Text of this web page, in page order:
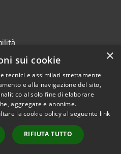
Copyright © 2026 • Comune di
Caltanissetta • Powered by
Municipium•Accesso
redazione
×
sui cookie
tecnici e assimilati strettamente
e alla navigazione del sito,
al solo fine di elaborare
aggregate e anonime.
la cookie policy al seguente link
RIFIUTA TUTTO